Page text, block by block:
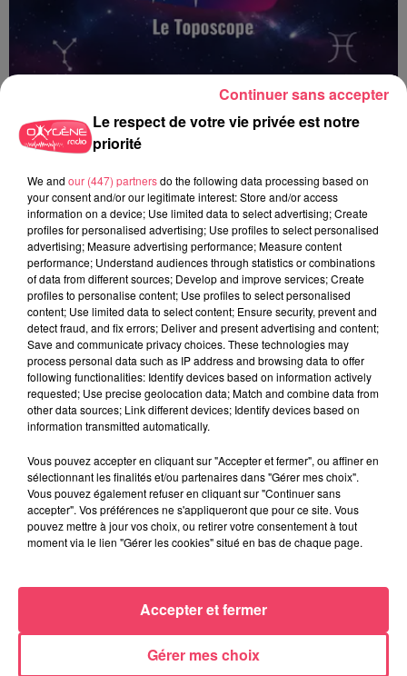
Le Toposcope - 18 06 2026
Le Toposcope - 17 06 2026
Le respect de votre vie privée est notre
priorité
We and our (447) partnersdo the following data processing based on
your consent and/or our legitimate interest: Store and/or access
information on a device; Use limited data to select advertising; Create
profiles for personalised advertising; Use profiles to select personalised
advertising; Measure advertising performance; Measure content
performance; Understand audiences through statistics or combinations
of data from different sources; Develop and improve services; Create
profiles to personalise content; Use profiles to select personalised
content; Use limited data to select content; Ensure security, prevent and
detect fraud, and fix errors; Deliver and present advertising and content;
Save and communicate privacy choices. These technologies may
process personal data such as IP address and browsing data to offer
following functionalities: Identify devices based on information actively
requested; Use precise geolocation data; Match and combine data from
other data sources; Link different devices; Identify devices based on
information transmitted automatically.
Vous pouvez accepter en cliquant sur "Accepter et fermer", ou affiner en
sélectionnant les finalités et/ou partenaires dans "Gérer mes choix".
Vous pouvez également refuser en cliquant sur "Continuer sans
accepter". Vos préférences ne s'appliqueront que pour ce site. Vous
pouvez mettre à jour vos choix, ou retirer votre consentement à tout
moment via le lien "Gérer les cookies" situé en bas de chaque page.
Gérer mes choix
Accepter et fermer
Continuer sans accepter